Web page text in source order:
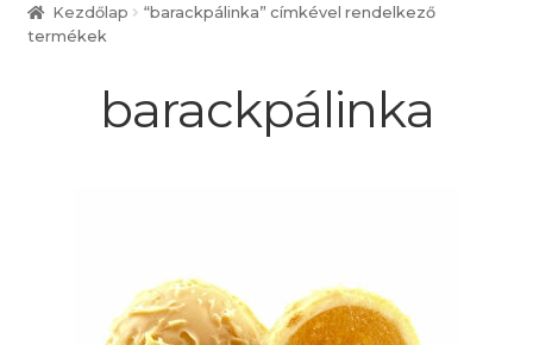
CÉGEKNEK
Kezdőlap
“barackpálinka” címkével rendelkező
termékek
barackpálinka